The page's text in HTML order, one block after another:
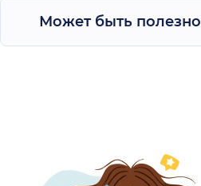
Может быть полезно